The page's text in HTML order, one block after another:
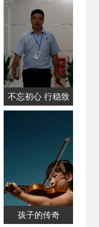
不忘初心 行稳致
孩子的传奇